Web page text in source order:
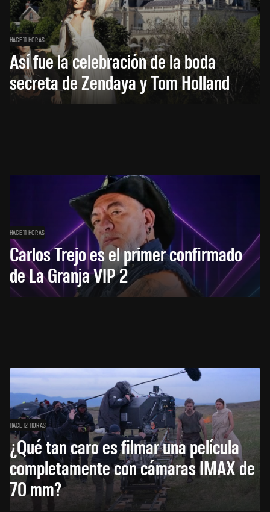
HACE 11 HORAS
Así fue la celebración de la boda
secreta de Zendaya y Tom Holland
HACE 11 HORAS
Carlos Trejo es el primer confirmado
de La Granja VIP 2
HACE 12 HORAS
¿Qué tan caro es filmar una película
completamente con cámaras IMAX de
70 mm?